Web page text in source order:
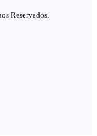
Reservados.